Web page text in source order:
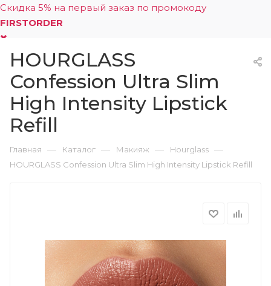
Скидка 5% на первый заказ по промокоду
FIRSTORDER
0
HOURGLASS
Confession Ultra Slim
High Intensity Lipstick
Refill
Главная — Каталог — Макияж — Hourglass —
HOURGLASS Confession Ultra Slim High Intensity Lipstick Refill